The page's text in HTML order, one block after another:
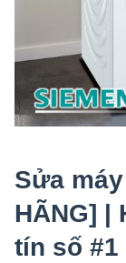
Sửa
HÃNG] |
tín số #1